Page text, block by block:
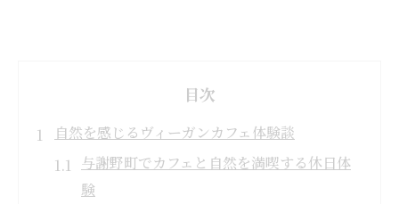
目次
自然を感じるヴィーガンカフェ体験談
与謝野町でカフェと自然を満喫する休日体
験